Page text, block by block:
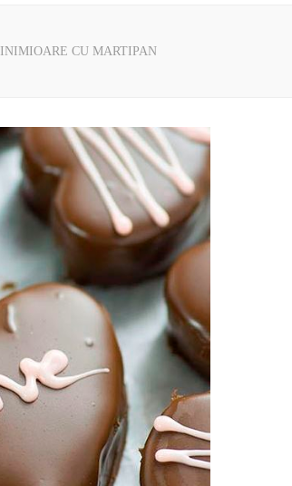
INIMIOARE CU MARTIPAN